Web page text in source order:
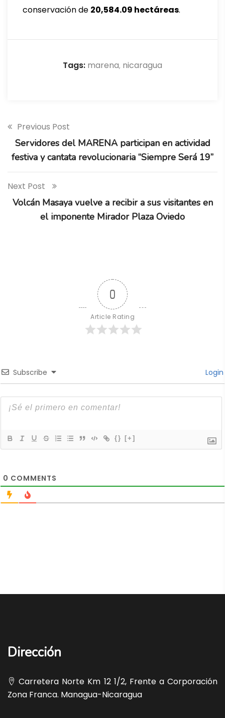
conservación de 20,584.09 hectáreas.
Tags: marena, nicaragua
Previous Post
Servidores del MARENA participan en actividad
festiva y cantata revolucionaria “Siempre Será 19”
Next Post
Volcán Masaya vuelve a recibir a sus visitantes en
el imponente Mirador Plaza Oviedo
0
Article Rating
Subscribe Login
{} [+]
0 COMMENTS
Dirección
Carretera Norte Km 12 1/2, Frente a Corporación
Zona Franca. Managua-Nicaragua